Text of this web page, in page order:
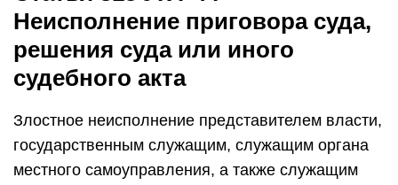
Неисполнение приговора суда,
решения суда или иного
судебного акта
Злостное неисполнение представителем власти,
государственным служащим, служащим органа
местного самоуправления, а также служащим